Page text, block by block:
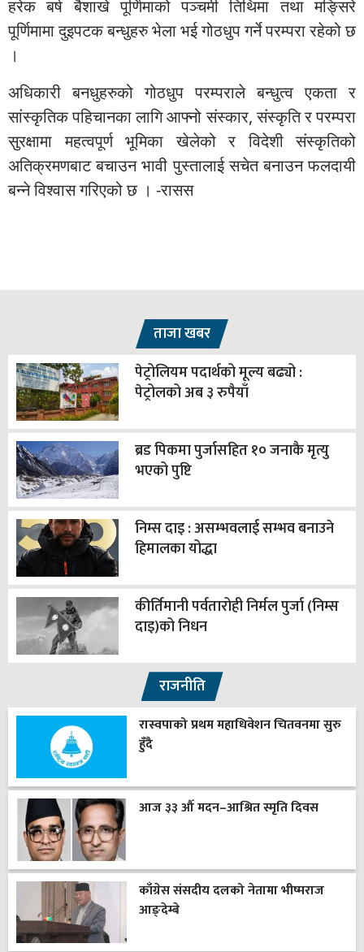
हरेक बर्ष बैशाखे पूर्णिमाको पञ्चमी तिथिमा तथा मङ्सिरे
पूर्णिमामा दुइपटक बन्धुहरु भेला भई गोठधुप गर्ने परम्परा रहेको छ
।
अधिकारी बनधुहरुको गोठधुप परम्पराले बन्धुत्व एकता र
सांस्कृतिक पहिचानका लागि आफ्नो संस्कार, संस्कृति र परम्परा
सुरक्षामा महत्वपूर्ण भूमिका खेलेको र विदेशी संस्कृतिको
अतिक्रमणबाट बचाउन भावी पुस्तालाई सचेत बनाउन फलदायी
बन्ने विश्वास गरिएको छ । -रासस
ताजा खबर
पेट्रोलियम पदार्थको मूल्य बढ्यो :
पेट्रोलको अब ३ रुपैयाँ
ब्रड पिकमा पुर्जासहित १० जनाकै मृत्यु
भएको पुष्टि
निम्स दाइ : असम्भवलाई सम्भव बनाउने
हिमालका योद्धा
कीर्तिमानी पर्वतारोही निर्मल पुर्जा (निम्स
दाइ)को निधन
राजनीति
रास्वपाको प्रथम महाधिवेशन चितवनमा सुरु
हुँदै
आज ३३ औँ मदन–आश्रित स्मृति दिवस
काँग्रेस संसदीय दलको नेतामा भीष्मराज
आङ्देम्बे